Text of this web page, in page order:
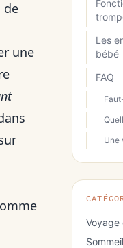
de
une
Les
bébé
FAQ
Une
Voyage